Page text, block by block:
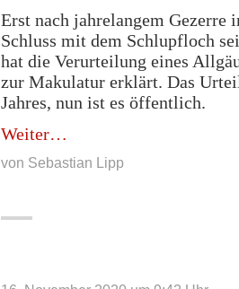
Erst nach jahrelangem Gezerre
Schluss mit dem Schlupfloch
hat die Verurteilung eines
zur Makulatur erklärt. Das
Jahres, nun ist es öffentlich.
Weiter„Richter
kassieren
Freibrief
von Sebastian Lipp